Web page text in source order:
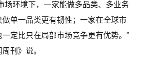
场环境下，一家能做多品类、多业务
做单一品类更有韧性；一家在全球市
定比只在局部市场竞争更有优势。”
刊》说。